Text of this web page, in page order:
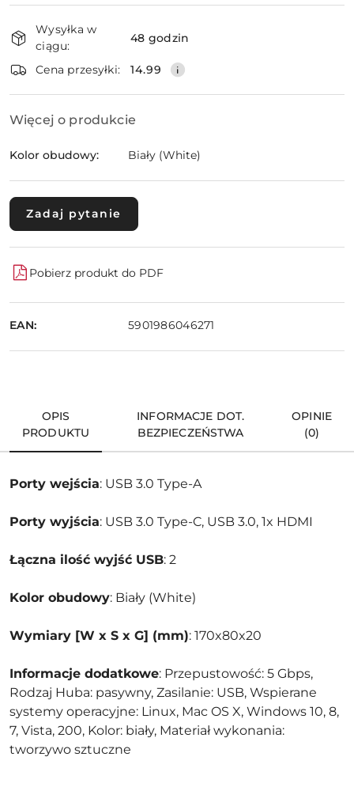
i
dostawa
Wysyłka w
ciągu:
48 godzin
Cena przesyłki: 14.99
Więcej o produkcie
Kolor obudowy: Biały (White)
Zadaj pytanie
Pobierz produkt do PDF
EAN: 5901986046271
OPIS
PRODUKTU
INFORMACJE DOT.
BEZPIECZEŃSTWA
OPINIE
(0)
Porty wejścia: USB 3.0 Type-A
Porty wyjścia: USB 3.0 Type-C, USB 3.0, 1x HDMI
Łączna ilość wyjść USB: 2
Kolor obudowy: Biały (White)
Wymiary [W x S x G] (mm): 170x80x20
Informacje dodatkowe: Przepustowość: 5 Gbps,
Rodzaj Huba: pasywny, Zasilanie: USB, Wspierane
systemy operacyjne: Linux, Mac OS X, Windows 10, 8,
7, Vista, 200, Kolor: biały, Materiał wykonania:
tworzywo sztuczne